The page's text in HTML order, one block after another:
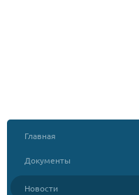
Главная
Документы
Новости